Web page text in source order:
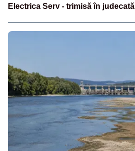
Electrica Serv - trimisă în judecată